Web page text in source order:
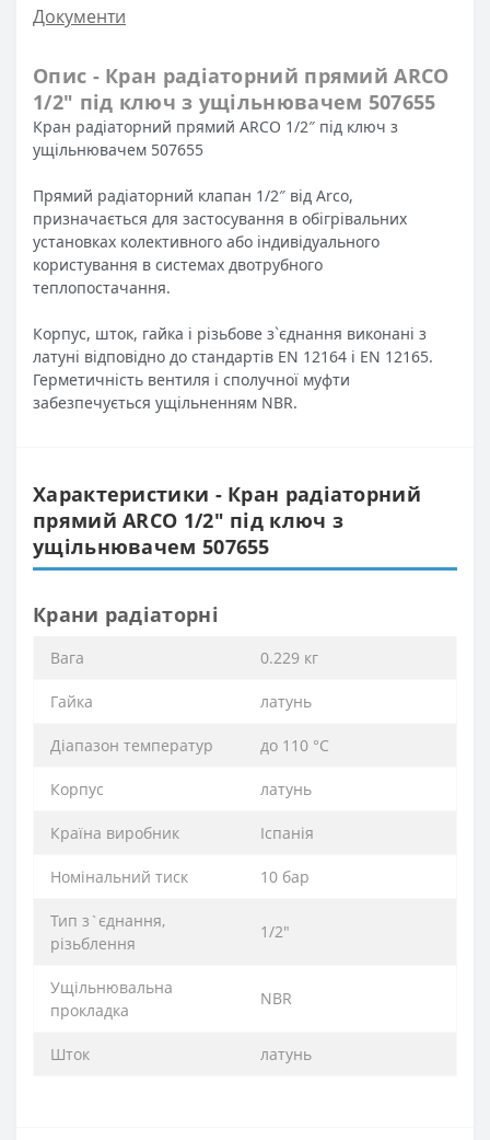
Документи
Опис - Кран радіаторний прямий ARCO
1/2″ під ключ з ущільнювачем 507655
Кран радіаторний прямий ARCO 1/2″ під ключ з
ущільнювачем 507655
Прямий радіаторний клапан 1/2″ від Arco,
призначається для застосування в обігрівальних
установках колективного або індивідуального
користування в системах двотрубного
теплопостачання.
Корпус, шток, гайка і різьбове з`єднання виконані з
латуні відповідно до стандартів EN 12164 і EN 12165.
Герметичність вентиля і сполучної муфти
забезпечується ущільненням NBR.
Характеристики - Кран радіаторний
прямий ARCO 1/2″ під ключ з
ущільнювачем 507655
Крани радіаторні
Вага 0.229 кг
Гайка латунь
Діапазон температур до 110 °C
Корпус латунь
Країна виробник Іспанія
Номінальний тиск 10 бар
Тип з`єднання,
різьблення
1/2″
Ущільнювальна
прокладка
NBR
Шток латунь